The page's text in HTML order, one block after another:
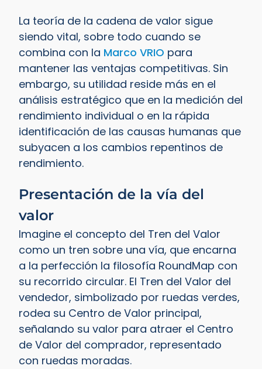
La teoría de la cadena de valor sigue
siendo vital, sobre todo cuando se
combina con la Marco VRIO para
mantener las ventajas competitivas. Sin
embargo, su utilidad reside más en el
análisis estratégico que en la medición del
rendimiento individual o en la rápida
identificación de las causas humanas que
subyacen a los cambios repentinos de
rendimiento.
Presentación de la vía del
valor
Imagine el concepto del Tren del Valor
como un tren sobre una vía, que encarna
a la perfección la filosofía RoundMap con
su recorrido circular. El Tren del Valor del
vendedor, simbolizado por ruedas verdes,
rodea su Centro de Valor principal,
señalando su valor para atraer el Centro
de Valor del comprador, representado
con ruedas moradas.